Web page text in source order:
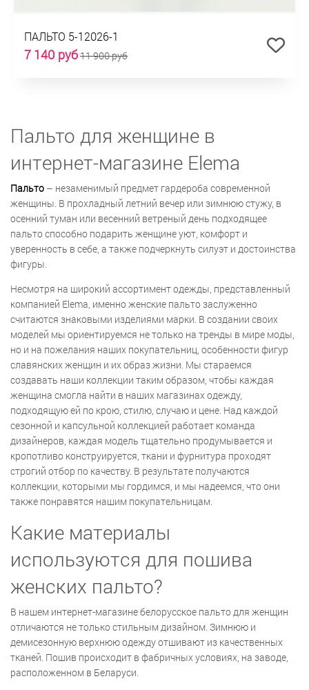
ПАЛЬТО 5-12026-1
7 140 руб11 900 руб
Пальто для женщине в
интернет-магазине Elema
Пальто – незаменимый предмет гардероба современной
женщины. В прохладный летний вечер или зимнюю стужу, в
осенний туман или весенний ветреный день подходящее
пальто способно подарить женщине уют, комфорт и
уверенность в себе, а также подчеркнуть силуэт и достоинства
фигуры.
Несмотря на широкий ассортимент одежды, представленный
компанией Elema, именно женские пальто заслуженно
считаются знаковыми изделиями марки. В создании своих
моделей мы ориентируемся не только на тренды в мире моды,
но и на пожелания наших покупательниц, особенности фигур
славянских женщин и их образ жизни. Мы стараемся
создавать наши коллекции таким образом, чтобы каждая
женщина смогла найти в наших магазинах одежду,
подходящую ей по крою, стилю, случаю и цене. Над каждой
сезонной и капсульной коллекцией работает команда
дизайнеров, каждая модель тщательно продумывается и
кропотливо конструируется, ткани и фурнитура проходят
строгий отбор по качеству. В результате получаются
коллекции, которыми мы гордимся, и мы надеемся, что они
также понравятся нашим покупательницам.
Какие материалы
используются для пошива
женских пальто?
В нашем интернет-магазине белорусское пальто для женщин
отличаются не только стильным дизайном. Зимнюю и
демисезонную верхнюю одежду отшивают из качественных
тканей. Пошив происходит в фабричных условиях, на заводе,
расположенном в Беларуси.